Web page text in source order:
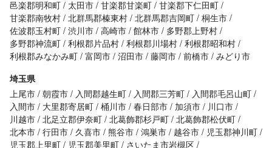
邑楽郡明和町
太田市 甘楽郡甘楽町 甘楽郡下仁田町
甘楽郡南牧村 北群馬郡榛東村 北群馬郡吉岡町 桐生市
佐波郡玉村町 渋川市 高崎市 館林市
多野郡上野村
多野郡神流町 利根郡片品村 利根郡川場村 利根郡昭和村
利根郡みなかみ町 富岡市 沼田市 藤岡市 前橋市 みどり市
埼玉県
上尾市 朝霞市 入間郡越生町 入間郡三芳町
入間郡毛呂山町
入間市
大里郡寄居町 桶川市 春日部市 加須市
川口市
川越市 北足立郡伊奈町 北葛飾郡杉戸町 北葛飾郡松伏町
北本市 行田市 久喜市 熊谷市 鴻巣市 越谷市
児玉郡神川町
児玉郡上里町
児玉郡美里町 さいたま市岩槻区